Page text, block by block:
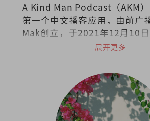
A Kind Man Podcast（AKM
第一个中文播客应用，由前广
Mak创立，于2021年12月10日
播客涵盖广泛的主题，包括生
展开更多